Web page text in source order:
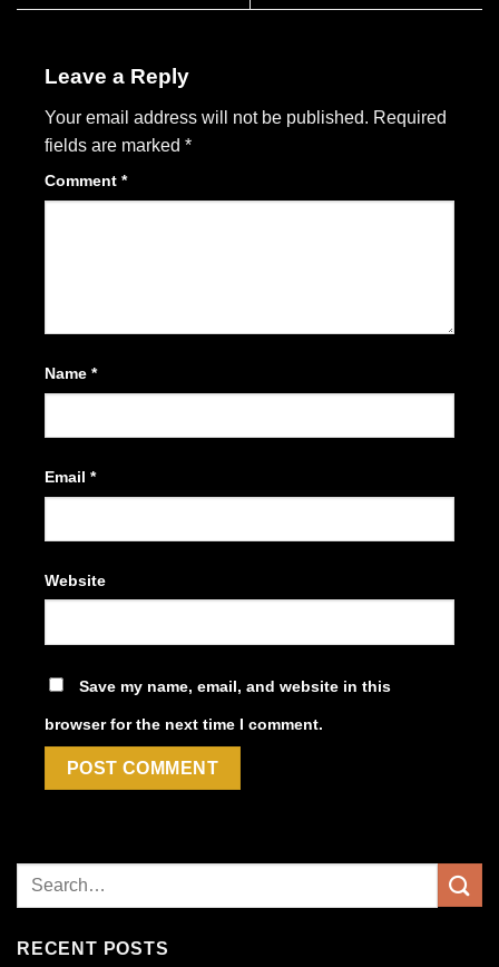
Leave a Reply
Your email address will not be published. Required
fields are marked *
Comment *
Name *
Email *
Website
Save my name, email, and website in this
browser for the next time I comment.
RECENT POSTS